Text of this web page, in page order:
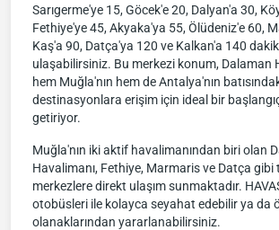
Sarıgerme'ye 15, Göcek'e 20, Dalyan'a 30,
Fethiye'ye 45, Akyaka'ya 55, Ölüdeniz'e 60,
Kaş'a 90, Datça'ya 120 ve Kalkan'a 140
ulaşabilirsiniz. Bu merkezi konum, Dalaman
hem Muğla'nın hem de Antalya'nın
destinasyonlara erişim için ideal bir
getiriyor.
Muğla'nın iki aktif havalimanından biri olan
Havalimanı, Fethiye, Marmaris ve Datça
merkezlere direkt ulaşım sunmaktadır.
otobüsleri ile kolayca seyahat edebilir ya da
olanaklarından yararlanabilirsiniz.